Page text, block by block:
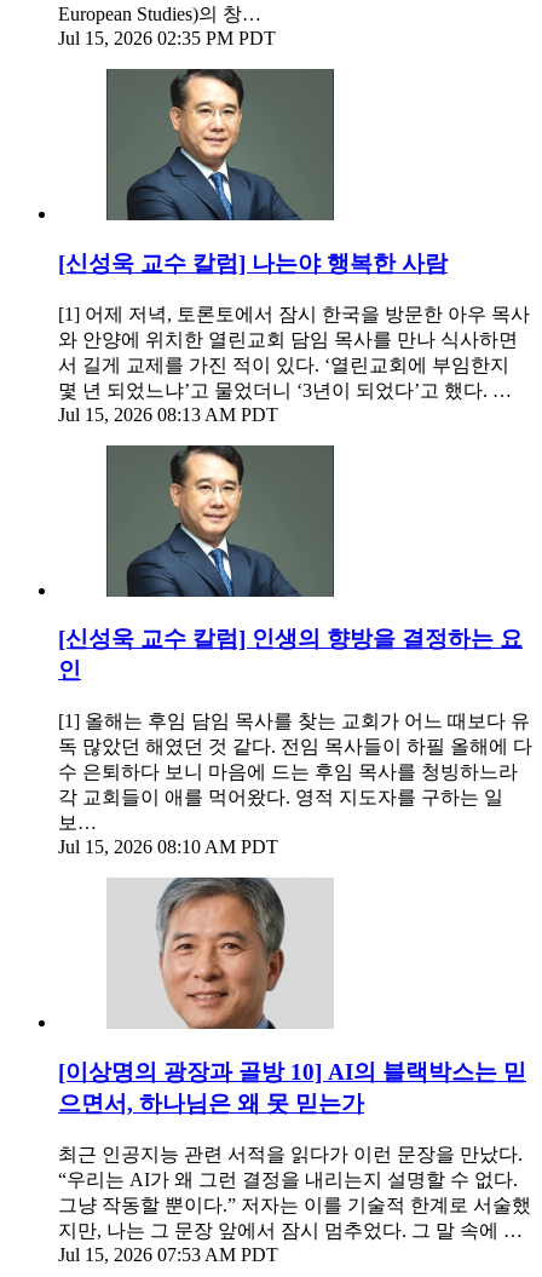
European Studies)의 창…
Jul 15, 2026 02:35 PM PDT
[신성욱 교수 칼럼] 나는야 행복한 사람
[1] 어제 저녁, 토론토에서 잠시 한국을 방문한 아우 목사
와 안양에 위치한 열린교회 담임 목사를 만나 식사하면
서 길게 교제를 가진 적이 있다. ‘열린교회에 부임한지
몇 년 되었느냐’고 물었더니 ‘3년이 되었다’고 했다. …
Jul 15, 2026 08:13 AM PDT
[신성욱 교수 칼럼] 인생의 향방을 결정하는 요
인
[1] 올해는 후임 담임 목사를 찾는 교회가 어느 때보다 유
독 많았던 해였던 것 같다. 전임 목사들이 하필 올해에 다
수 은퇴하다 보니 마음에 드는 후임 목사를 청빙하느라
각 교회들이 애를 먹어왔다. 영적 지도자를 구하는 일
보…
Jul 15, 2026 08:10 AM PDT
[이상명의 광장과 골방 10] AI의 블랙박스는 믿
으면서, 하나님은 왜 못 믿는가
최근 인공지능 관련 서적을 읽다가 이런 문장을 만났다.
“우리는 AI가 왜 그런 결정을 내리는지 설명할 수 없다.
그냥 작동할 뿐이다.” 저자는 이를 기술적 한계로 서술했
지만, 나는 그 문장 앞에서 잠시 멈추었다. 그 말 속에 …
Jul 15, 2026 07:53 AM PDT